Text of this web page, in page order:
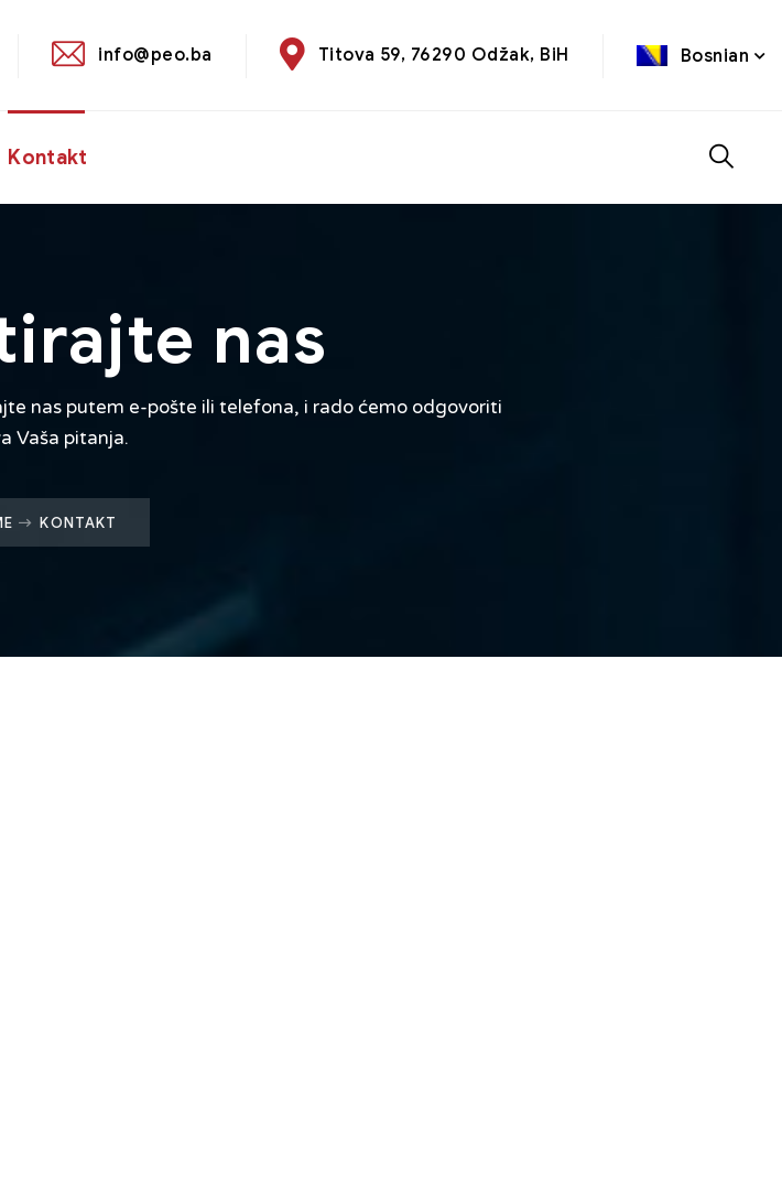
info@peo.ba Titova 59, 76290 Odžak, BiH Bosnian
Kontakt
nas
nas putem e-pošte ili telefona, i rado ćemo odgovoriti
Vaša pitanja.
KONTAKT